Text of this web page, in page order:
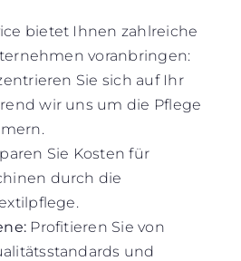
bietet Ihnen zahlreiche
voranbringen:
Sie sich auf Ihr
wir uns um die Pflege
Sie Kosten für
durch die
Profitieren Sie von
und